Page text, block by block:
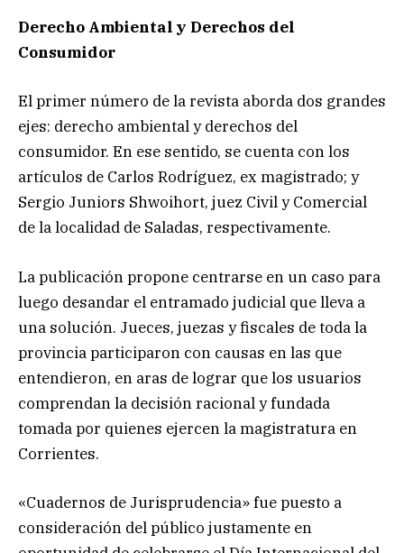
Derecho Ambiental y Derechos del
Consumidor
El primer número de la revista aborda dos grandes
ejes: derecho ambiental y derechos del
consumidor. En ese sentido, se cuenta con los
artículos de Carlos Rodríguez, ex magistrado; y
Sergio Juniors Shwoihort, juez Civil y Comercial
de la localidad de Saladas, respectivamente.
La publicación propone centrarse en un caso para
luego desandar el entramado judicial que lleva a
una solución. Jueces, juezas y fiscales de toda la
provincia participaron con causas en las que
entendieron, en aras de lograr que los usuarios
comprendan la decisión racional y fundada
tomada por quienes ejercen la magistratura en
Corrientes.
«Cuadernos de Jurisprudencia» fue puesto a
consideración del público justamente en